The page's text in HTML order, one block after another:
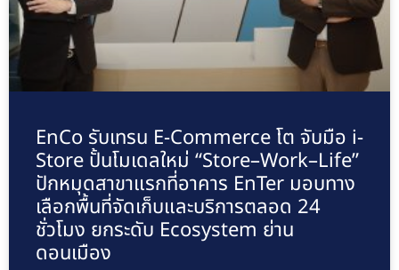
EnCo รับเทรน E-Commerce โต จับมือ i-
Store ปั้นโมเดลใหม่ “Store–Work–Life”
ปักหมุดสาขาแรกที่อาคาร EnTer มอบทาง
เลือกพื้นที่จัดเก็บและบริการตลอด 24
ชั่วโมง ยกระดับ Ecosystem ย่าน
ดอนเมือง